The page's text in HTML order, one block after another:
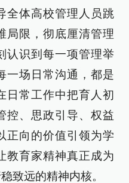
全体高校管理人员跳
局限，彻底厘清管理
认识到每一项管理举
一场日常沟通，都是
日常工作中把育人初
控、思政引导、权益
正向的价值引领为学
教育家精神真正成为
致远的精神内核。